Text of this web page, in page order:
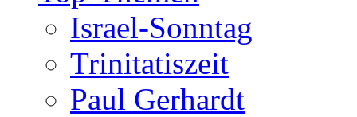
Israel-Sonntag
Trinitatiszeit
Paul Gerhardt